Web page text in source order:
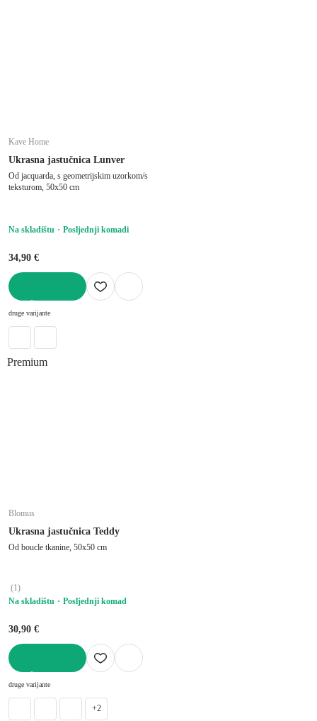
Kave Home
Ukrasna jastučnica Lunver
Od jacquarda, s geometrijskim uzorkom/s
teksturom, 50x50 cm
Na skladištu Posljednji komadi
34,90 €
druge varijante
Premium
Blomus
Ukrasna jastučnica Teddy
Od boucle tkanine, 50x50 cm
(1)
Na skladištu
Posljednji komad
30,90 €
druge varijante
+2